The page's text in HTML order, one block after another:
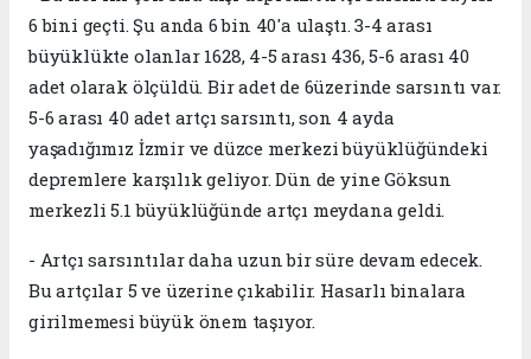
6 bini geçti. Şu anda 6 bin 40'a ulaştı. 3-4 arası
büyüklükte olanlar 1628, 4-5 arası 436, 5-6 arası 40
adet olarak ölçüldü. Bir adet de 6üzerinde sarsıntı var.
5-6 arası 40 adet artçı sarsıntı, son 4 ayda
yaşadığımız İzmir ve düzce merkezi büyüklüğündeki
depremlere karşılık geliyor. Dün de yine Göksun
merkezli 5.1 büyüklüğünde artçı meydana geldi.
- Artçı sarsıntılar daha uzun bir süre devam edecek.
Bu artçılar 5 ve üzerine çıkabilir. Hasarlı binalara
girilmemesi büyük önem taşıyor.